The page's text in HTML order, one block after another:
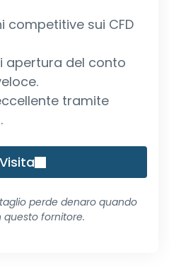
competitive sui CFD
apertura del conto
tramite
Visita
perde denaro quando
questo fornitore.